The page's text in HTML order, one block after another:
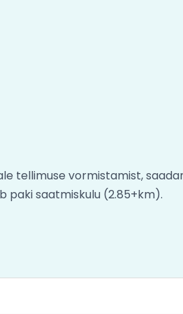
tellimuse vormistamist,
paki saatmiskulu (2.85+km).